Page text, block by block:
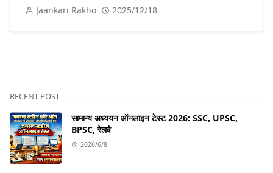
Jaankari Rakho 2025/12/18
RECENT POST
सामान्य अध्ययन ऑनलाइन टेस्ट 2026: SSC, UPSC,
BPSC, रेलवे
2026/6/8